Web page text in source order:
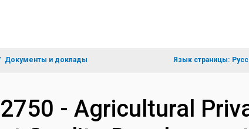
Документы и доклады Язык страницы:
- Agricultural